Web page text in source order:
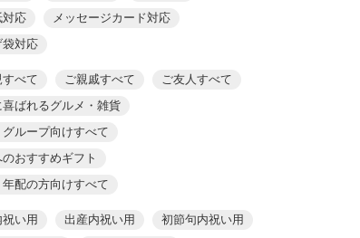
対応
メッセージカード対応
袋対応
すべて ご親戚すべて
ご友人すべて
喜ばれるグルメ・雑貨
ループ向けすべて
のおすすめギフト
配の方向けすべて
い用 出産内祝い用
初節句内祝い用